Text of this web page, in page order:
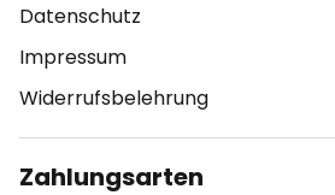
Datenschutz
Impressum
Widerrufsbelehrung
Zahlungsarten